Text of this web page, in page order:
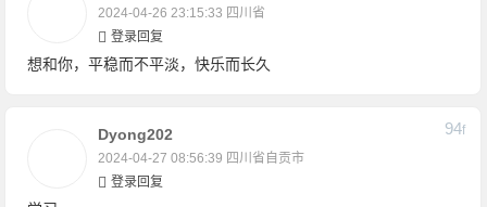
2024-04-26 23:15:33 四川省
登录回复
想和你，平稳而不平淡，快乐而长久
Dyong202
2024-04-27 08:56:39 四川省自贡市
94F
登录回复